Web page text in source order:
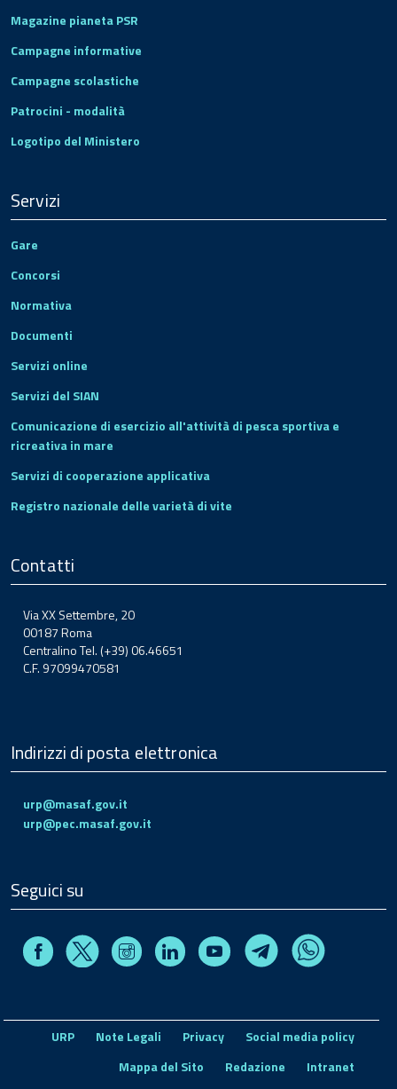
Magazine pianeta PSR
Campagne informative
Campagne scolastiche
Patrocini - modalità
Logotipo del Ministero
Servizi
Gare
Concorsi
Normativa
Documenti
Servizi online
Servizi del SIAN
Comunicazione di esercizio all'attività di pesca sportiva e
ricreativa in mare
Servizi di cooperazione applicativa
Registro nazionale delle varietà di vite
Contatti
Via XX Settembre, 20
00187 Roma
Centralino Tel. (+39) 06.46651
C.F. 97099470581
Indirizzi di posta elettronica
urp@masaf.gov.it
urp@pec.masaf.gov.it
Seguici su
FacebookX InstagramLinkedin Youtube TelegramWhatsapp
URP Note Legali Privacy
Social media policy
Mappa del Sito
Redazione
Intranet